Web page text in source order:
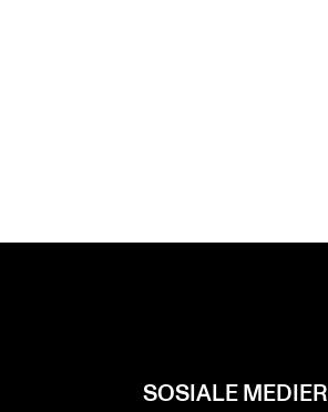
SOSIALE MEDIER